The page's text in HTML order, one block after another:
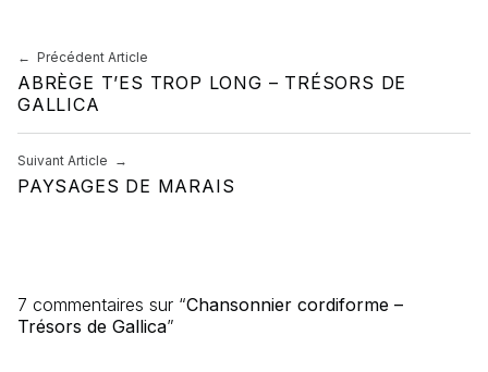
Navigation de l’article
Précédent Article
ABRÈGE T’ES TROP LONG – TRÉSORS DE
GALLICA
Suivant Article
PAYSAGES DE MARAIS
7 commentaires sur “Chansonnier cordiforme –
Trésors de Gallica”